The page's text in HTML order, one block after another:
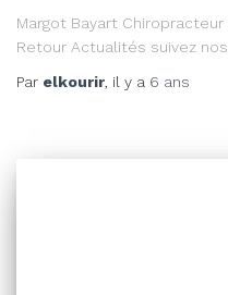
Margot Bayart Chiropracteur
Retour Actualités suivez
Par elkourir, il y a 6 ans